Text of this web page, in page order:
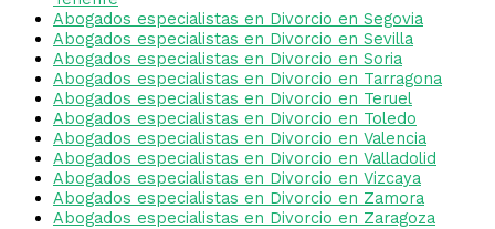
Abogados especialistas en Divorcio en Segovia
Abogados especialistas en Divorcio en Sevilla
Abogados especialistas en Divorcio en Soria
Abogados especialistas en Divorcio en Tarragona
Abogados especialistas en Divorcio en Teruel
Abogados especialistas en Divorcio en Toledo
Abogados especialistas en Divorcio en Valencia
Abogados especialistas en Divorcio en Valladolid
Abogados especialistas en Divorcio en Vizcaya
Abogados especialistas en Divorcio en Zamora
Abogados especialistas en Divorcio en Zaragoza